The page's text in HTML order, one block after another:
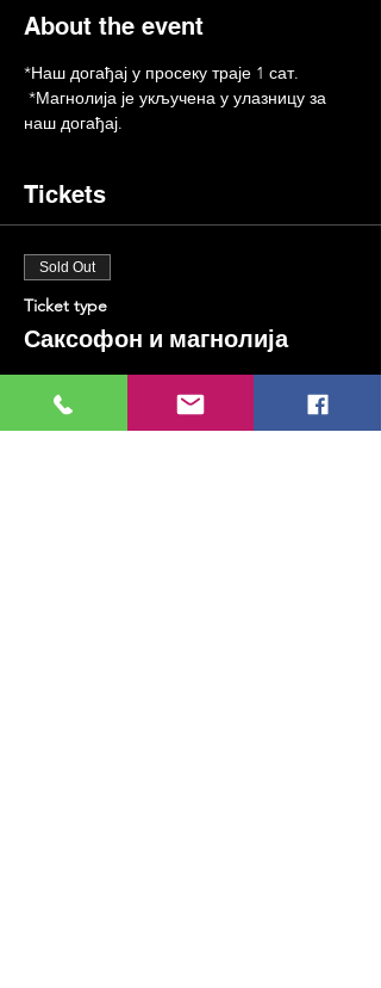
About the event
*Наш догађај у просеку траје 1 сат.
наш догађај.
Tickets
Sold Out
Ticket type
Саксофон и магнолија
Price